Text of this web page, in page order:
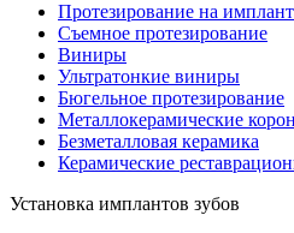
Протезирование на
Съемное протезирование
Виниры
Ультратонкие виниры
Бюгельное протезирование
Металлокерамические
Безметалловая керамика
Керамические
Установка имплантов зубов